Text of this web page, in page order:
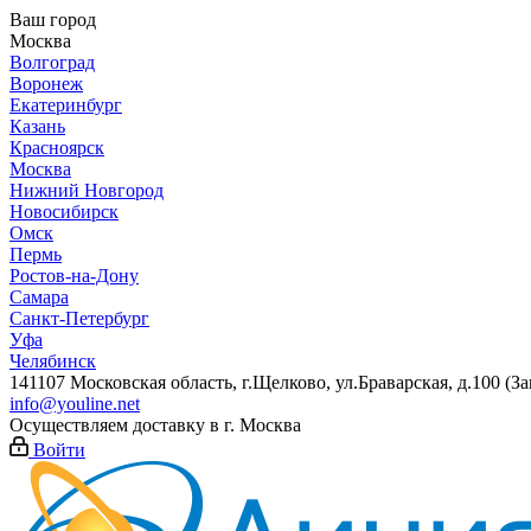
Ваш город
Москва
Волгоград
Воронеж
Екатеринбург
Казань
Красноярск
Москва
Нижний Новгород
Новосибирск
Омск
Пермь
Ростов-на-Дону
Самара
Санкт-Петербург
Уфа
Челябинск
141107 Московская область, г.Щелково, ул.Браварская, д.100
info@youline.net
Осуществляем доставку в г. Москва
Войти